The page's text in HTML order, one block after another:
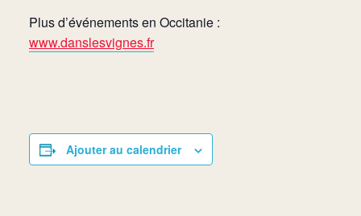
Plus d’événements en Occitanie :
www.danslesvignes.fr
Ajouter au calendrier